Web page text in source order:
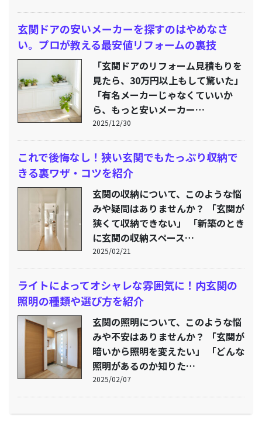
玄関ドアの安いメーカーを探すのはやめなさ
い。プロが教える最安値リフォームの裏技
「玄関ドアのリフォーム見積もりを
見たら、30万円以上もして驚いた」
「有名メーカーじゃなくていいか
ら、もっと安いメーカー…
2025/12/30
これで後悔なし！狭い玄関でもたっぷり収納で
きる裏ワザ・コツを紹介
玄関の収納について、このような悩
みや疑問はありませんか？ 「玄関が
狭くて収納できない」 「新築のとき
に玄関の収納スペース…
2025/02/21
ライトによってオシャレな雰囲気に！内玄関の
照明の種類や選び方を紹介
玄関の照明について、このような悩
みや不安はありませんか？ 「玄関が
暗いから照明を変えたい」 「どんな
照明があるのか知りた…
2025/02/07